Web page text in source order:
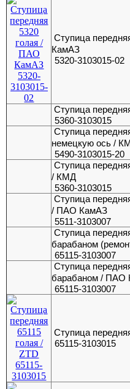
Ступица
КамАЗ
5320-3103015-02
Ступица
5360-3103015
Ступица
немецкую ось /
5490-3103015-20
Ступица
/ КМД
5360-3103015
Ступица
/ ПАО КамАЗ
5511-3103007
Ступица
барабаном
65115-3103007
Ступица
барабаном / ПАО
65115-3103007
Ступица
65115-3103015